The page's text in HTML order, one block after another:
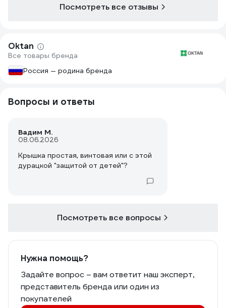
притока воздуха, а на конце слишком
Посмотреть все отзывы
Oktan
Все товары бренда
Россия — родина бренда
Вопросы и ответы
Вадим М.
08.06.2026
Крышка простая, винтовая или с этой
дурацкой "защитой от детей"?
Посмотреть все вопросы
Нужна помощь?
Задайте вопрос – вам ответит наш эксперт,
представитель бренда или один из
покупателей